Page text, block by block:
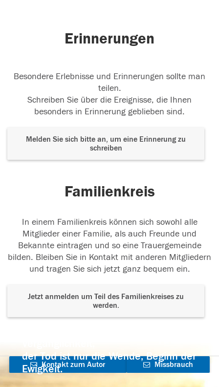
Erinnerungen
Besondere Erlebnisse und Erinnerungen sollte man
teilen.
Schreiben Sie über die Ereignisse, die Ihnen
besonders in Erinnerung geblieben sind.
Melden Sie sich bitte an, um eine Erinnerung zu
schreiben
Familienkreis
In einem Familienkreis können sich sowohl alle
Mitglieder einer Familie, als auch Freunde und
Bekannte eintragen und so eine Trauergemeinde
bilden. Bleiben Sie in Kontakt mit anderen Mitgliedern
und tragen Sie sich jetzt ganz bequem ein.
Jetzt anmelden um Teil des Familienkreises zu
werden.
der Tod ist nur die Wende, Beginn der
Ewigkeit.
Kontakt zum Autor
aufnehmen
Missbrauch